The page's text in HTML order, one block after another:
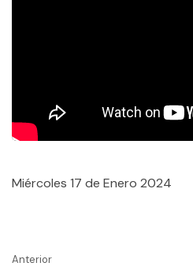
Miércoles 17 de Enero 2024
Anterior